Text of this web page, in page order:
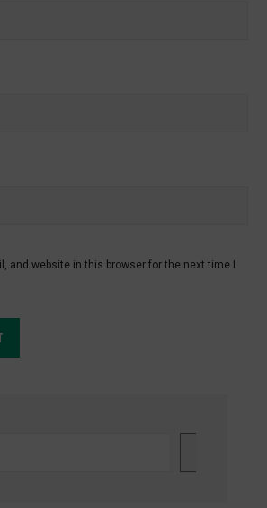
and website in this browser for the next time I